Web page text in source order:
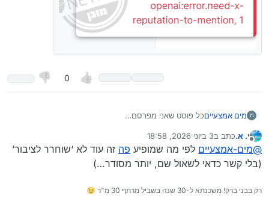
0
מ מים אמצעייםכל פוסט שאני מפרסם…
מנותק
י. א.כתב ב3 ביוני 2026, 18:58
נערך לאחרונה על ידי
@מים-אמצעיים לפי מה שמופיע פה זה עוד לא ‘שוחרר לציבור’
(בלי קשר כדאי לשאול שם, יותר מסודר…)
רק בבני ברק! משכנתא ל-30 שנה בשביל מרתף 30 מ"ר 😉